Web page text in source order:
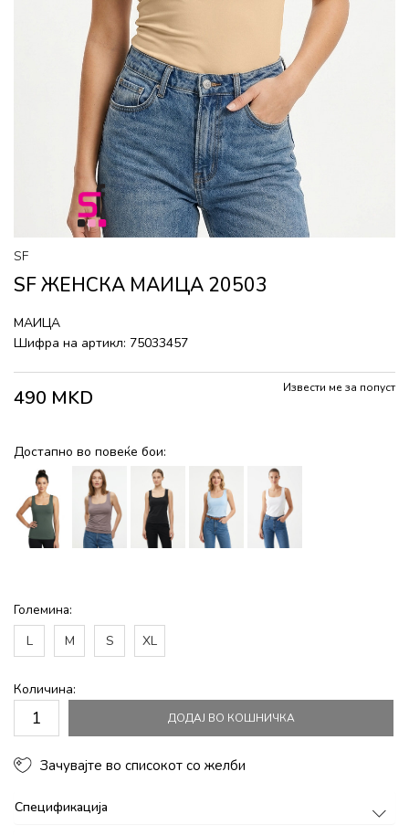
SF
SF ЖЕНСКА МАИЦА 20503
МАИЦА
Шифра на артикл: 75033457
490 MKD Извести ме за попуст
Достапно во повеќе бои:
Големина:
L
M S XL
Количина:
ДОДАЈ ВО КОШНИЧКА
Зачувајте во списокот со желби
Спецификација